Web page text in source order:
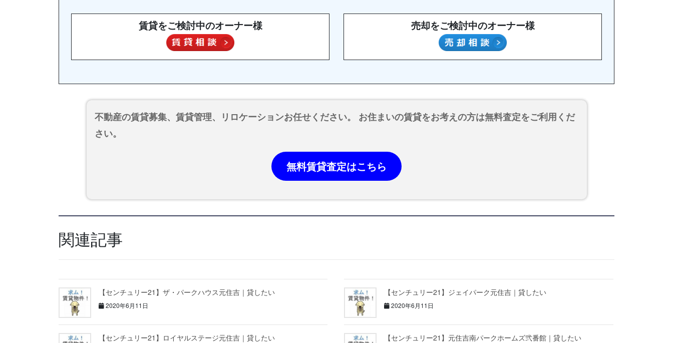
賃貸をご検討中のオーナー様 売却をご検討中のオーナー様
不動産の賃貸募集、賃貸管理、リロケーションお任せください。 お住まいの賃貸をお考えの方は無料査定をご利用くだ
さい。
無料賃貸査定はこちら
関連記事
【センチュリー21】ザ・パークハウス元住吉｜貸したい
2020年6月11日
【センチュリー21】ジェイパーク元住吉｜貸したい
2020年6月11日
【センチュリー21】ロイヤルステージ元住吉｜貸したい 【センチュリー21】元住吉南パークホームズ弐番館｜貸したい